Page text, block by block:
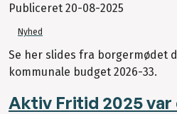
Publiceret 20-08-2025
Nyhed
Se her slides fra borgermødet
kommunale budget 2026-33.
Aktiv Fritid 2025 var